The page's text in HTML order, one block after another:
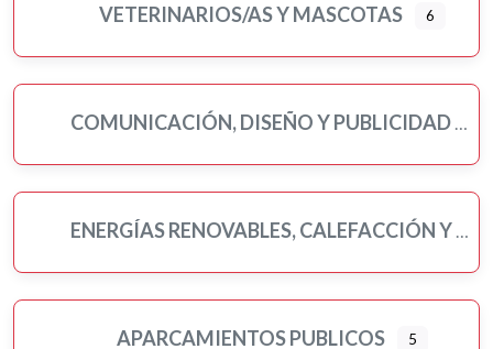
VETERINARIOS/AS Y MASCOTAS 6
COMUNICACIÓN, DISEÑO Y PUBLICIDAD
ENERGÍAS RENOVABLES, CALEFACCIÓN Y FONTANERÍA
APARCAMIENTOS PUBLICOS 5